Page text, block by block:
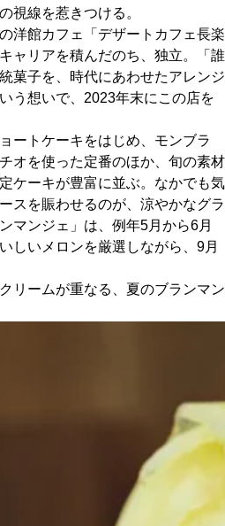
ラブ
し
げ
視線を惹きつける。
洋館カフェ「デザートカフェ長楽
ャリアを積んだのち、独立。「誰
菓子を、時代にあわせたアレンジ
う想いで、2023年末にこの店を
ートケーキをはじめ、モンブラ
オを使った定番のほか、旬の素材
ケーキが豊富に並ぶ。なかでも気
スを賑わせるのが、涼やかなグラ
マンジェ」は、例年5月から6月
しいメロンを厳選しながら、9月
リームが重なる、夏のブランマン